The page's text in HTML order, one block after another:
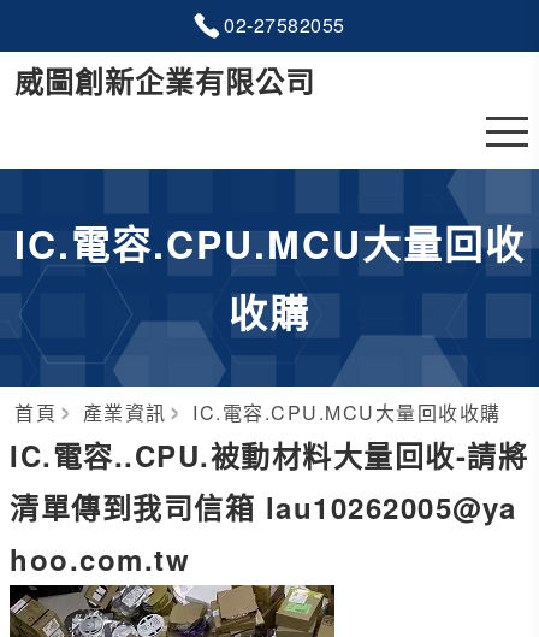
02-27582055
威圖創新企業有限公司
IC.電容.CPU.MCU大量回收
收購
首頁 產業資訊 IC.電容.CPU.MCU大量回收收購
IC.電容..CPU.被動材料大量回收-請將
清單傳到我司信箱 lau10262005@ya
hoo.com.tw